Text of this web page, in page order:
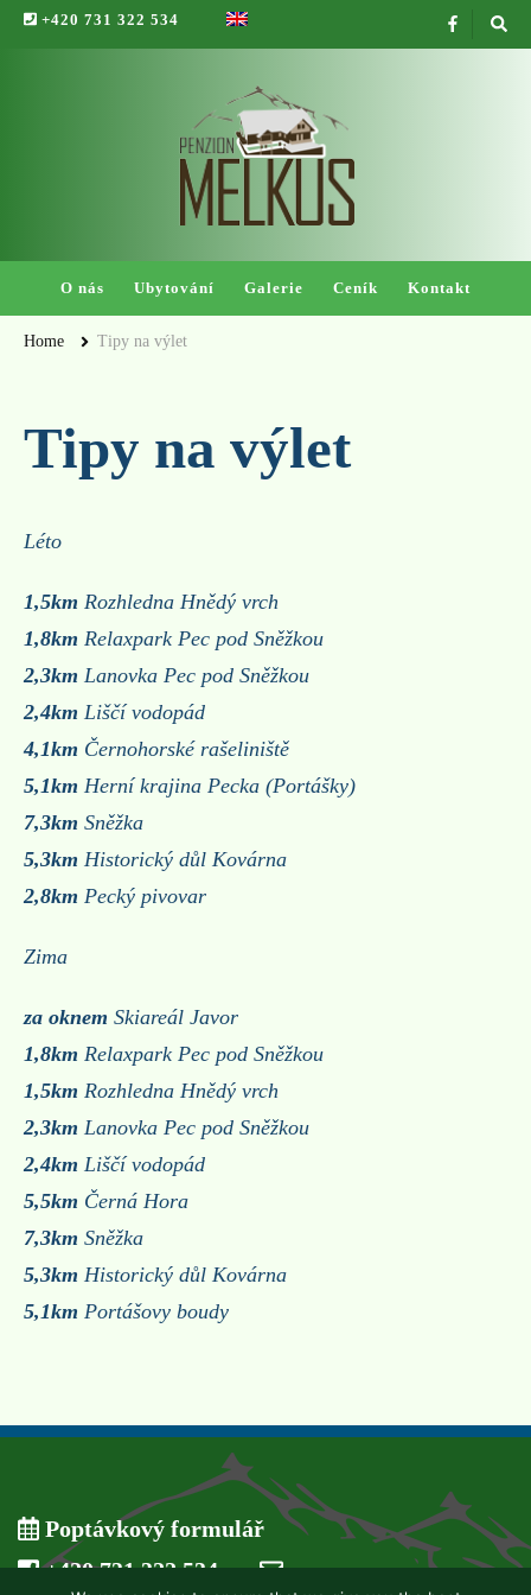
+420 731 322 534
O nás Ubytování Galerie Ceník Kontakt
Home Tipy na výlet
Tipy na výlet
Léto
1,5km Rozhledna Hnědý vrch
1,8km Relaxpark Pec pod Sněžkou
2,3km Lanovka Pec pod Sněžkou
2,4km Liščí vodopád
4,1km Černohorské rašeliniště
5,1km Herní krajina Pecka (Portášky)
7,3km Sněžka
5,3km Historický důl Kovárna
2,8km Pecký pivovar
Zima
za oknem Skiareál Javor
1,8km Relaxpark Pec pod Sněžkou
1,5km Rozhledna Hnědý vrch
2,3km Lanovka Pec pod Sněžkou
2,4km Liščí vodopád
5,5km Černá Hora
7,3km Sněžka
5,3km Historický důl Kovárna
5,1km Portášovy boudy
Poptávkový formulář
+420 731 322 534